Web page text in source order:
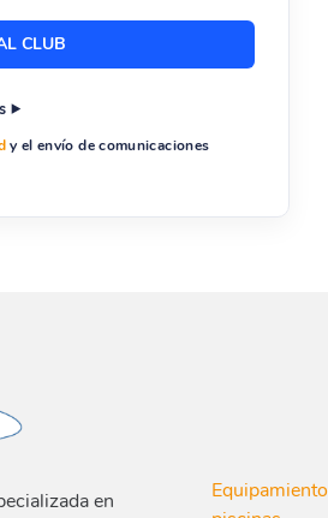
y el envío de comunicaciones
en